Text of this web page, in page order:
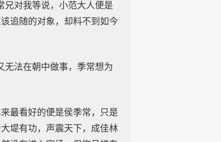
兄对我等说，小范大人便是
追随的对象，却料不到如今
无法在朝中做事，季常想为
最看好的便是侯季常，只是
堤有功，声震天下，成佳林